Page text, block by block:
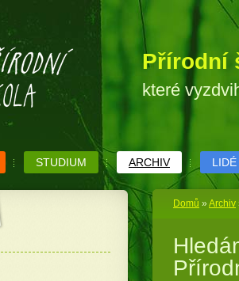
Přírodní
které
STUDIUM ARCHIV LIDÉ
Domů » Archiv